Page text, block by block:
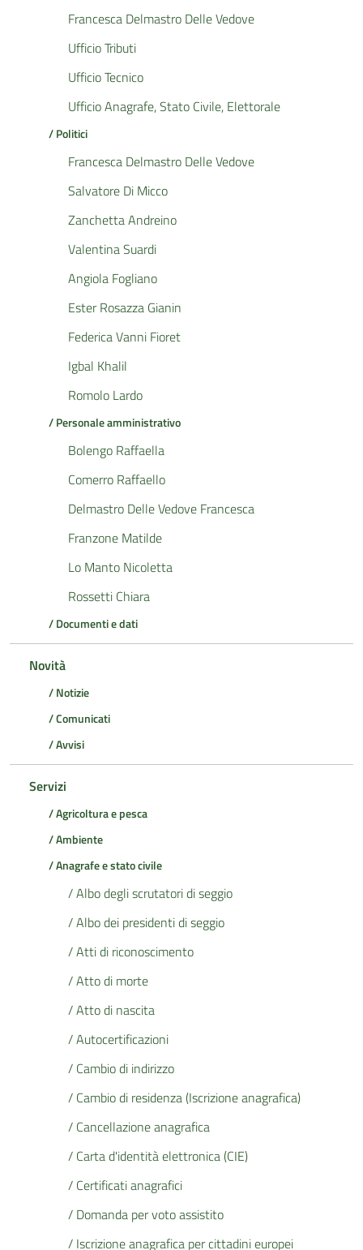
Francesca Delmastro Delle Vedove
Ufficio Tributi
Ufficio Tecnico
Ufficio Anagrafe, Stato Civile, Elettorale
/ Politici
Francesca Delmastro Delle Vedove
Salvatore Di Micco
Zanchetta Andreino
Valentina Suardi
Angiola Fogliano
Ester Rosazza Gianin
Federica Vanni Fioret
Igbal Khalil
Romolo Lardo
/ Personale amministrativo
Bolengo Raffaella
Comerro Raffaello
Delmastro Delle Vedove Francesca
Franzone Matilde
Lo Manto Nicoletta
Rossetti Chiara
/ Documenti e dati
Novità
/ Notizie
/ Comunicati
/ Avvisi
Servizi
/ Agricoltura e pesca
/ Ambiente
/ Anagrafe e stato civile
/ Albo degli scrutatori di seggio
/ Albo dei presidenti di seggio
/ Atti di riconoscimento
/ Atto di morte
/ Atto di nascita
/ Autocertificazioni
/ Cambio di indirizzo
/ Cambio di residenza (Iscrizione anagrafica)
/ Cancellazione anagrafica
/ Carta d'identità elettronica (CIE)
/ Certificati anagrafici
/ Domanda per voto assistito
/ Iscrizione anagrafica per cittadini europei